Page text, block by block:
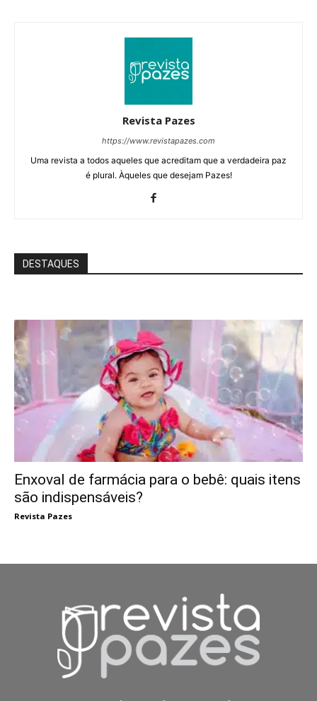
Revista Pazes
https://www.revistapazes.com
Uma revista a todos aqueles que acreditam que a verdadeira paz
é plural. Àqueles que desejam Pazes!
DESTAQUES
Enxoval de farmácia para o bebê: quais itens
são indispensáveis?
Revista Pazes